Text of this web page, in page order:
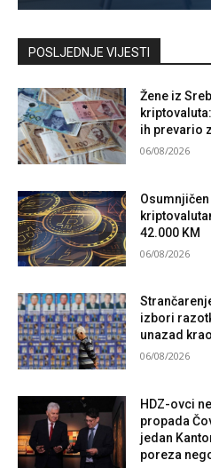
Kontaktirajte nas
POSLJEDNJE VIJESTI
Žene iz
ih prevario
06/08/2026
42.000 KM
06/08/2026
izbori
unazad
06/08/2026
HDZ-ovci
propada
jedan
poreza